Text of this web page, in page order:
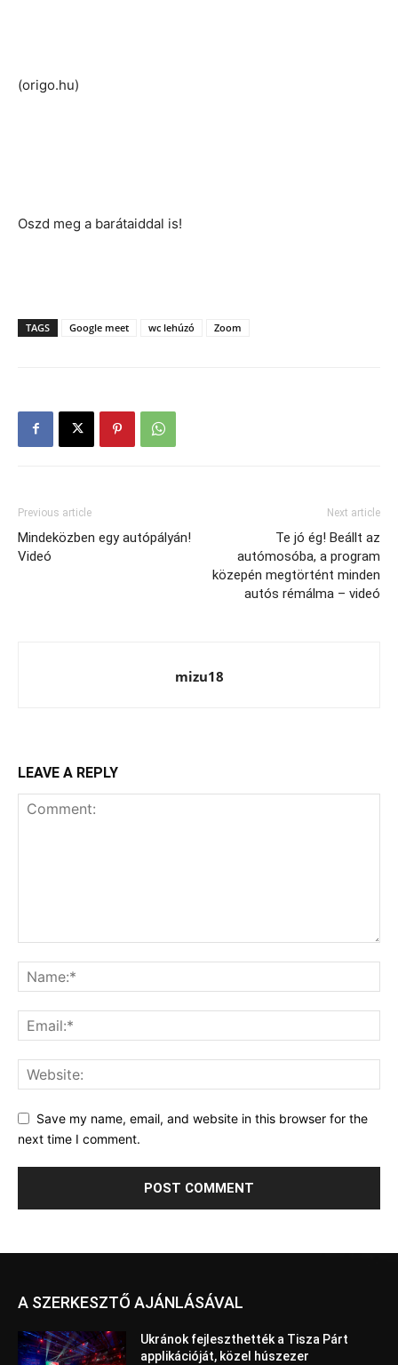
(origo.hu)
Oszd meg a barátaiddal is!
TAGS Google meet wc lehúzó Zoom
Previous article
Mindeközben egy autópályán!
Videó
Next article
Te jó ég! Beállt az
autómosóba, a program
közepén megtörtént minden
autós rémálma – videó
mizu18
LEAVE A REPLY
Save my name, email, and website in this browser for the
next time I comment.
A SZERKESZTŐ AJÁNLÁSÁVAL
Ukránok fejleszthették a Tisza Párt
applikációját, közel húszezer